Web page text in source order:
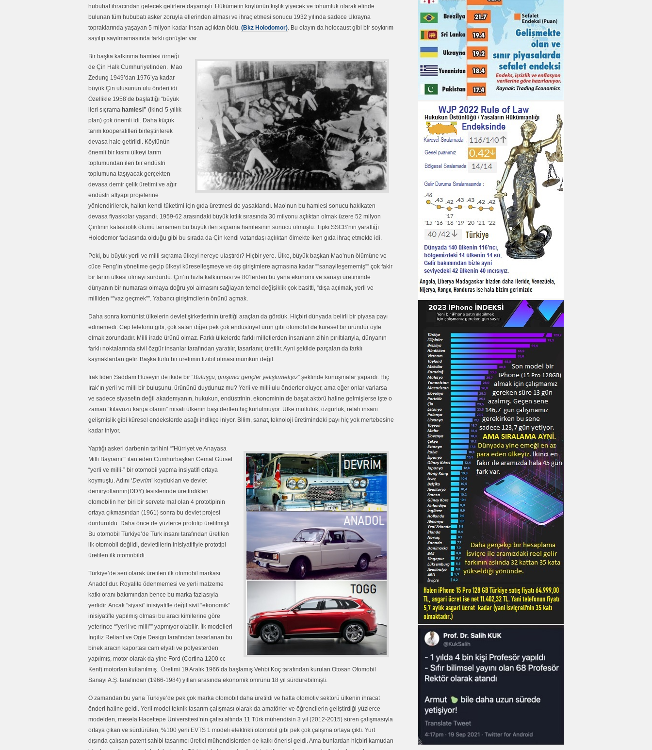
hububat ihracından gelecek gelirlere dayamıştı. Hükümetin köylünün kışlık yiyecek ve tohumluk olarak elinde
bulunan tüm hububatı asker zoruyla ellerinden alması ve ihraç etmesi sonucu 1932 yılında sadece Ukrayna
topraklarında yaşayan 5 milyon kadar insan açlıktan öldü. (Bkz Holodomor). Bu olayın da holocaust gibi bir soykırım
sayılıp sayılmamasında farklı görüşler var.
Bir başka kalkınma hamlesi örneği
de Çin Halk Cumhuriyetinden. Mao
Zedung 1949’dan 1976’ya kadar
büyük Çin ulusunun ulu önderi idi.
Özellikle 1958’de başlattığı “büyük
ileri sıçrama hamlesi” (ikinci 5 yıllık
plan) çok önemli idi. Daha küçük
tarım kooperatifleri birleştirilerek
devasa hale getirildi. Köylünün
önemli bir kısmı ülkeyi tarım
toplumundan ileri bir endüstri
toplumuna taşıyacak gerçekten
devasa demir çelik üretimi ve ağır
endüstri altyapı projelerine
yönlendirilerek, halkın kendi tüketimi için gıda üretmesi de yasaklandı. Mao’nun bu hamlesi sonucu hakikaten
devasa fiyaskolar yaşandı. 1959-62 arasındaki büyük kıtlık sırasında 30 milyonu açlıktan olmak üzere 52 milyon
Çinlinin katastrofik ölümü tamamen bu büyük ileri sıçrama hamlesinin sonucu olmuştu. Tıpkı SSCB’nin yarattığı
Holodomor faciasında olduğu gibi bu sırada da Çin kendi vatandaşı açlıktan ölmekte iken gıda ihraç etmekte idi.
Peki, bu büyük yerli ve milli sıçrama ülkeyi nereye ulaştırdı? Hiçbir yere. Ülke, büyük başkan Mao’nun ölümüne ve
cüce Feng’in yönetime geçip ülkeyi küreselleşmeye ve dış girişimlere açmasına kadar “”sanayileşememiş”” çok fakir
bir tarım ülkesi olmayı sürdürdü. Çin’in hızla kalkınması ve 80’lerden bu yana ekonomi ve sanayi üretiminde
dünyanın bir numarası olmaya doğru yol almasını sağlayan temel değişiklik çok basitti, “dışa açılmak, yerli ve
milliden “”vaz geçmek””. Yabancı girişimcilerin önünü açmak.
Daha sonra komünist ülkelerin devlet şirketlerinin ürettiği araçları da gördük. Hiçbiri dünyada belirli bir piyasa payı
edinemedi. Cep telefonu gibi, çok satan diğer pek çok endüstriyel ürün gibi otomobil de küresel bir üründür öyle
olmak zorundadır. Milli irade ürünü olmaz. Farklı ülkelerde farklı milletlerden insanların zihin pırıltılarıyla, dünyanın
farklı noktalarında sivil özgür insanlar tarafından yaratılır, tasarlanır, üretilir. Ayni şekilde parçaları da farklı
kaynaklardan gelir. Başka türlü bir üretimin fizibil olması mümkün değil.
Irak lideri Saddam Hüseyin de ikide bir “Buluşçu, girişimci gençler yetiştirmeliyiz” şeklinde konuşmalar yapardı. Hiç
Irak’ın yerli ve milli bir buluşunu, ürününü duydunuz mu? Yerli ve milli ulu önderler oluyor, ama eğer onlar varlarsa
ve sadece siyasetin değil akademyanın, hukukun, endüstrinin, ekonominin de başat aktörü haline gelmişlerse işte o
zaman “kılavuzu karga olanın” misali ülkenin başı dertten hiç kurtulmuyor. Ülke mutluluk, özgürlük, refah insani
gelişmişlik gibi küresel endekslerde aşağı indikçe iniyor. Bilim, sanat, teknoloji üretimindeki payı hiç yok mertebesine
kadar iniyor.
Yaptığı askeri darbenin tarihini “”Hürriyet ve Anayasa
Milli Bayramı”” ilan eden Cumhurbaşkan Cemal Gürsel
“yerli ve milli-” bir otomobil yapma insiyatifi ortaya
koymuştu. Adını ‘Devrim’ koydukları ve devlet
demiryollarının(DDY) tesislerinde ürettirdikleri
otomobilin her biri bir servete mal olan 4 prototipinin
ortaya çıkmasından (1961) sonra bu devlet projesi
durduruldu. Daha önce de yüzlerce prototip üretilmişti.
Bu otomobil Türkiye’de Türk insanı tarafından üretilen
ilk otomobil değildi, devletlilerin inisiyatifiyle prototipi
üretilen ilk otomobildi.
Türkiye’de seri olarak üretilen ilk otomobil markası
Anadol’dur. Royalite ödenmemesi ve yerli malzeme
katkı oranı bakımından bence bu marka fazlasıyla
yerlidir. Ancak “siyasi” inisiyatifle değil sivil “ekonomik”
inisiyatifle yapılmış olması bu aracı kimilerine göre
yeterince “”yerli ve milli”” yapmıyor olabilir. İlk modelleri
İngiliz Reliant ve Ogle Design tarafından tasarlanan bu
binek aracın kaportası cam elyafı ve polyesterden
yapılmış, motor olarak da yine Ford (Cortina 1200 cc
Kent) motorları kullanılmış. Üretimi 19 Aralık 1966’da başlamış Vehbi Koç tarafından kurulan Otosan Otomobil
Sanayi A.Ş. tarafından (1966-1984) yılları arasında ekonomik ömrünü 18 yıl sürdürebilmişti.
O zamandan bu yana Türkiye’de pek çok marka otomobil daha üretildi ve hatta otomotiv sektörü ülkenin ihracat
önderi haline geldi. Yerli model teknik tasarım çalışması olarak da amatörler ve öğrencilerin geliştirdiği yüzlerce
modelden, mesela Hacettepe Üniversitesi’nin çatısı altında 11 Türk mühendisin 3 yıl (2012-2015) süren çalışmasıyla
ortaya çıkan ve sürdürülen, %100 yerli EVTS 1 modeli elektrikli otomobil gibi pek çok çalışma ortaya çıktı. Yurt
dışında çalışan patent sahibi tasarımcı üretici mühendislerden de katkı önerisi geldi. Ama bunlardan hiçbiri kamudan